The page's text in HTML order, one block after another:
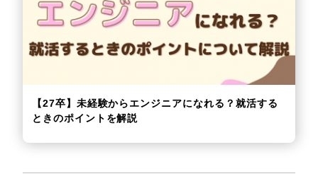
【27卒】未経験からエンジニアになれる？就活する
ときのポイントを解説